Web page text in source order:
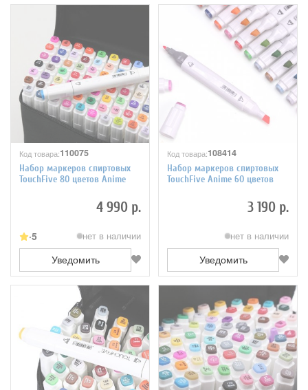
Код товара:110075
Набор маркеров спиртовых
TouchFive 80 цветов Anime
4 990 р.
5 нет в наличии
Уведомить
Код товара:108414
Набор маркеров спиртовых
TouchFive Anime 60 цветов
3 190 р.
нет в наличии
Уведомить